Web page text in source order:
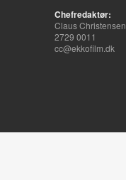
Chefredaktør:
Claus Christensen
2729 0011
cc@ekkofilm.dk